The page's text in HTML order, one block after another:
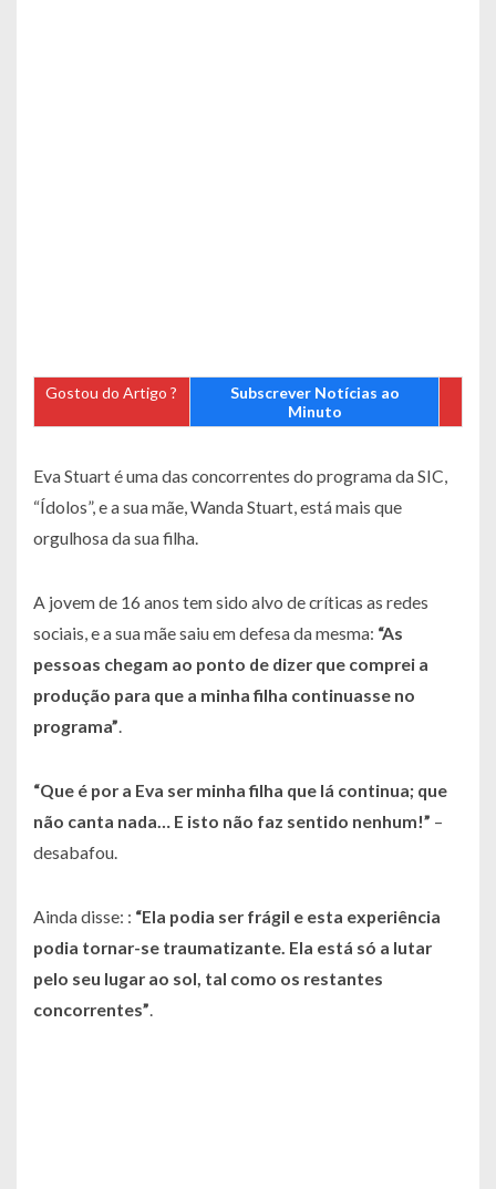
Gostou do Artigo ?
Subscrever Notícias ao
Minuto
Eva Stuart é uma das concorrentes do programa da SIC,
“Ídolos”, e a sua mãe, Wanda Stuart, está mais que
orgulhosa da sua filha.
A jovem de 16 anos tem sido alvo de críticas as redes
sociais, e a sua mãe saiu em defesa da mesma: “As
pessoas chegam ao ponto de dizer que comprei a
produção para que a minha filha continuasse no
programa”.
“Que é por a Eva ser minha filha que lá continua; que
não canta nada… E isto não faz sentido nenhum!” –
desabafou.
Ainda disse: : “Ela podia ser frágil e esta experiência
podia tornar-se traumatizante. Ela está só a lutar
pelo seu lugar ao sol, tal como os restantes
concorrentes”.